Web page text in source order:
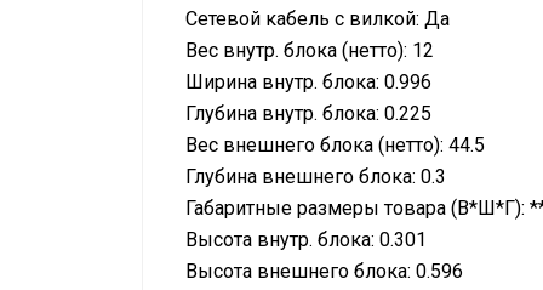
Сетевой кабель с вилкой: Да
Вес внутр. блока (нетто): 12
Ширина внутр. блока: 0.996
Глубина внутр. блока: 0.225
Вес внешнего блока (нетто): 44.5
Глубина внешнего блока: 0.3
Габаритные размеры товара (В*Ш*Г):
Высота внутр. блока: 0.301
Высота внешнего блока: 0.596